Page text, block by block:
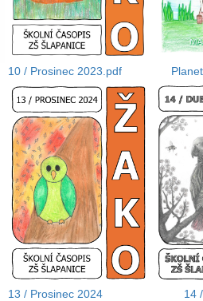
10 / Prosinec 2023.pdf
13 / Prosinec 2024 14